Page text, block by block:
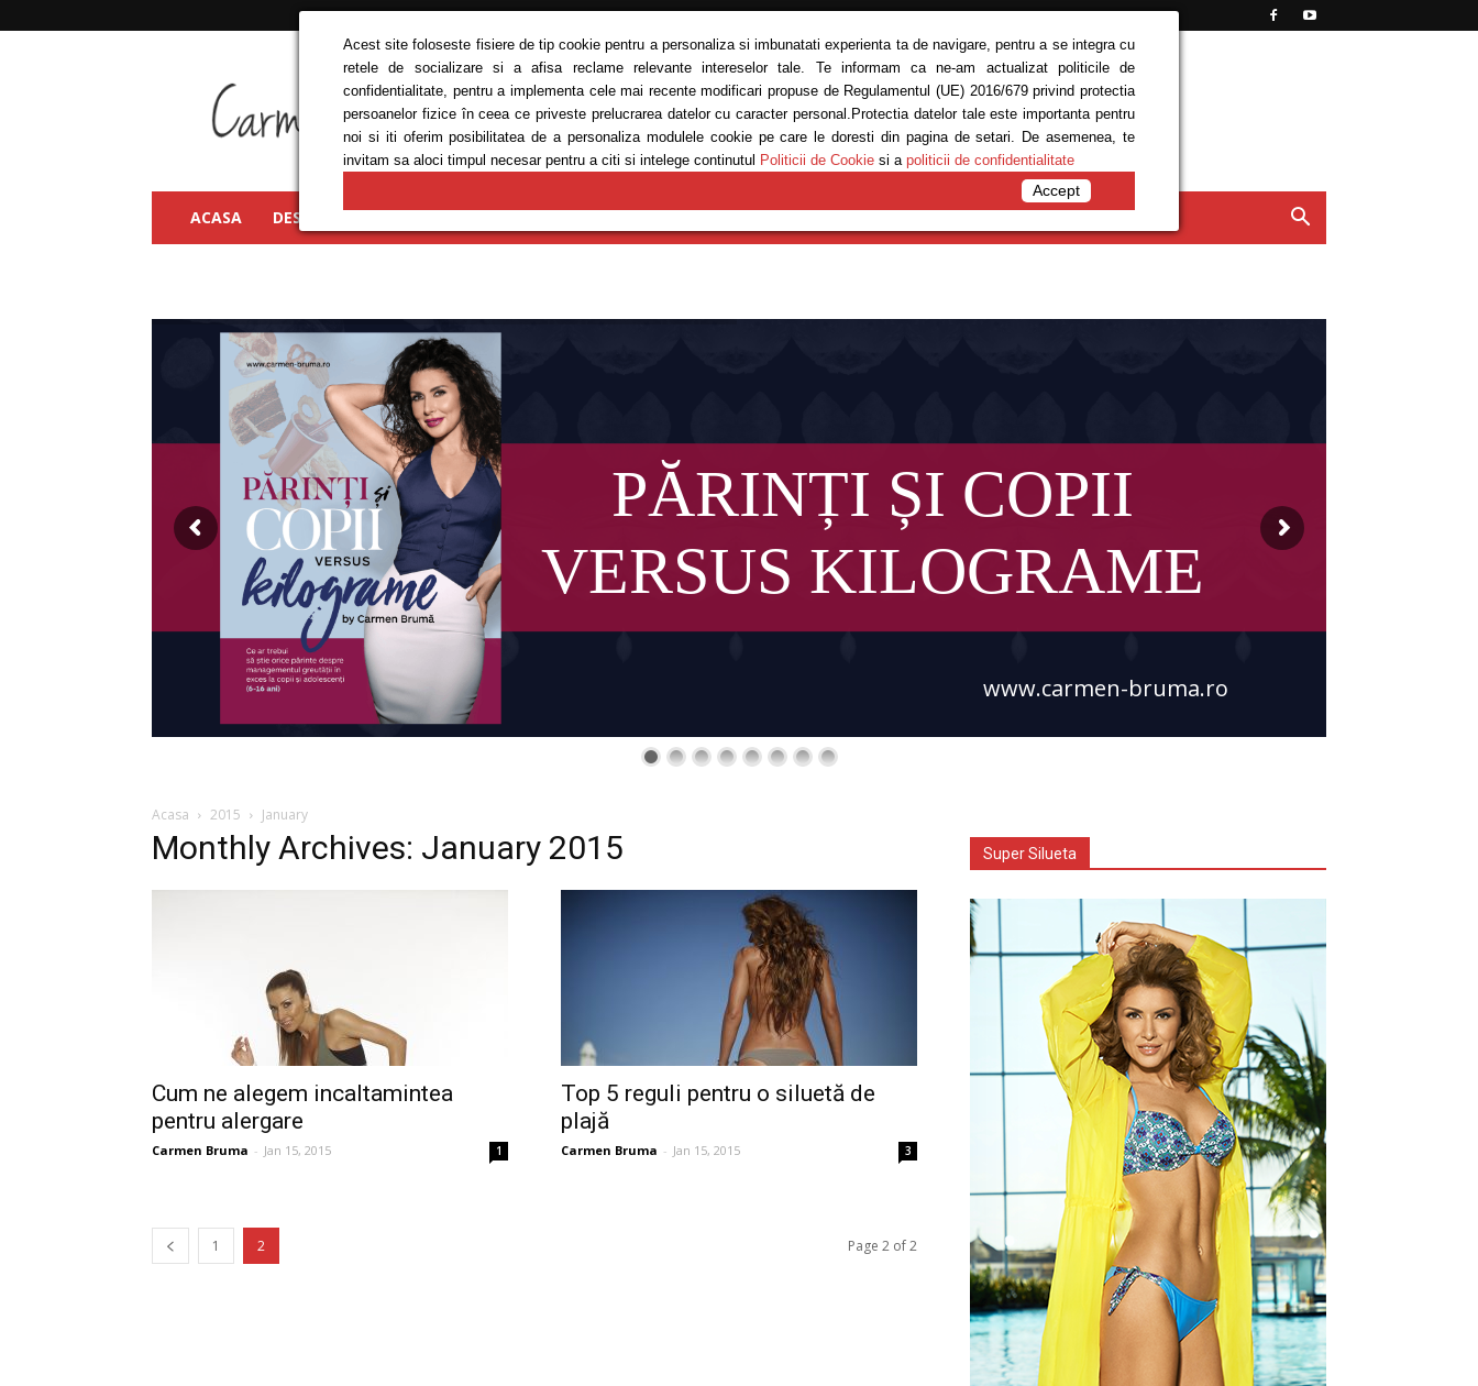
Bruma
ACASA DESPRE MINE FRUMUSEȚE MODĂ REȚETE SĂNĂTATE ANTRENAMENTE EMISIUNI CONTACT
PĂRINȚI ȘI COPII
VERSUS KILOGRAME
www.carmen-bruma.ro
Acasa 2015 January
Monthly Archives: January 2015
Cum ne alegem incaltamintea
pentru alergare
Carmen Bruma - Jan 15, 2015 1
Top 5 reguli pentru o siluetă de
plajă
Carmen Bruma - Jan 15, 2015 3
1 2 Page 2 of 2
Super Silueta
Acest site foloseste fisiere de tip cookie pentru a personaliza si imbunatati experienta ta de navigare, pentru a se integra cu
retele de socializare si a afisa reclame relevante intereselor tale. Te informam ca ne-am actualizat politicile de
confidentialitate, pentru a implementa cele mai recente modificari propuse de Regulamentul (UE) 2016/679 privind protectia
persoanelor fizice în ceea ce priveste prelucrarea datelor cu caracter personal.Protectia datelor tale este importanta pentru
noi si iti oferim posibilitatea de a personaliza modulele cookie pe care le doresti din pagina de setari. De asemenea, te
invitam sa aloci timpul necesar pentru a citi si intelege continutul Politicii de Cookie si a politicii de confidentialitate
Accept